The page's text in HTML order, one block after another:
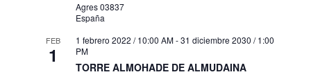
Agres03837
España
FEB
1
1 febrero 2022 / 10:00 AM-31 diciembre 2030 / 1:00
PM
TORRE ALMOHADE DE ALMUDAINA